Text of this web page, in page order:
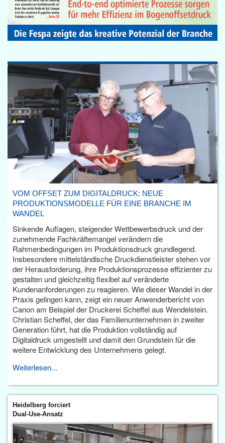
VOM OFFSET ZUM DIGITALDRUCK: NEUE
PRODUKTIONSMODELLE FÜR EINE BRANCHE IM
WANDEL
Sinkende Auflagen, steigender Wettbewerbsdruck und der
zunehmende Fachkräftemangel verändern die
Rahmenbedingungen im Produktionsdruck grundlegend.
Insbesondere mittelständische Druckdienstleister stehen vor
der Herausforderung, ihre Produktionsprozesse effizienter zu
gestalten und gleichzeitig flexibel auf veränderte
Kundenanforderungen zu reagieren. Wie dieser Wandel in der
Praxis gelingen kann, zeigt ein neuer Anwenderbericht von
Canon am Beispiel der Druckerei Scheffel aus Wendelstein.
Christian Scheffel, der das Familienunternehmen in zweiter
Generation führt, hat die Produktion vollständig auf
Digitaldruck umgestellt und damit den Grundstein für die
weitere Entwicklung des Unternehmens gelegt.
Weiterlesen...
Heidelberg forciert
Dual-Use-Ansatz